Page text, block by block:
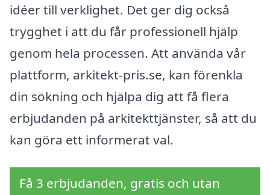
idéer till verklighet. Det ger dig också
trygghet i att du får professionell hjälp
genom hela processen. Att använda vår
plattform, arkitekt-pris.se, kan förenkla
din sökning och hjälpa dig att få flera
erbjudanden på arkitekttjänster, så att du
kan göra ett informerat val.
Få 3 erbjudanden, gratis och utan